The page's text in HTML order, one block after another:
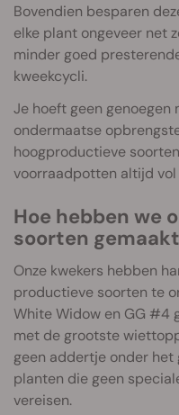
Bovendien besparen
elke plant ongeveer net
minder goed
kweekcycli.
Je hoeft geen genoegen
ondermaatse
hoogproductieve
voorraadpotten altijd vol
Hoe hebben we
soorten
Onze kwekers hebben
productieve soorten te
White Widow en GG #4
met de grootste
geen addertje onder het
planten die geen
vereisen.